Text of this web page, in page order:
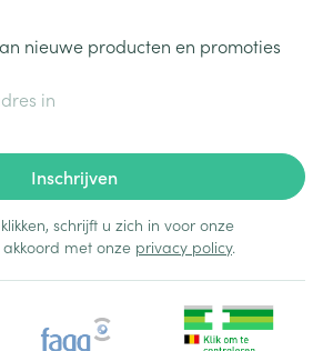
nieuwe producten en promoties
Inschrijven
schrijft u zich in voor onze
met onze privacy policy.